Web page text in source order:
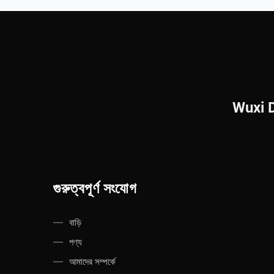
Wuxi
গুরুত্বপূর্ণ সংযোগ
বাড়ি
পণ্য
আমাদের সম্পর্কে